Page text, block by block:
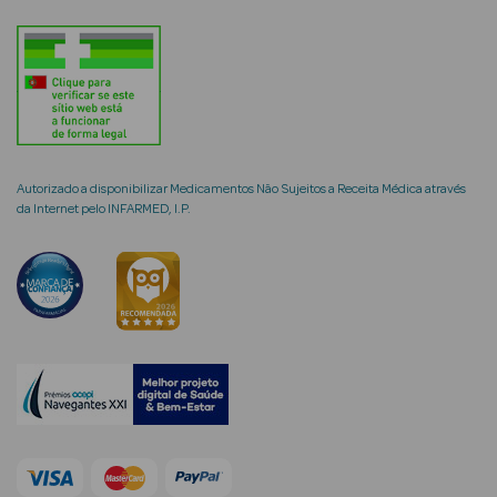
Rosto e
Ver Tudo
Rosto
Hidratantes
Creme de Olhos
envelhecimento
Autorizado a disponibilizar Medicamentos Não Sujeitos a Receita Médica através
da Internet pelo INFARMED, I.P.